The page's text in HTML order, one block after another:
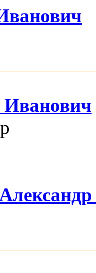
Иванович